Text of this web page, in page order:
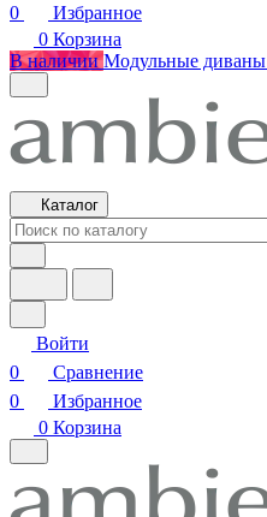
0
Избранное
0 Корзина
В наличии Модульные диваны
Каталог
Войти
0
Сравнение
0
Избранное
0 Корзина